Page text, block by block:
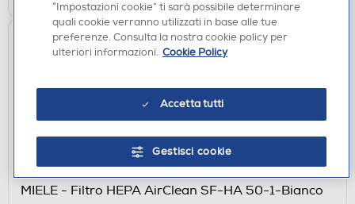
MIELE - Filtro HEPA AirClean SF-HA 50-1-Bianco
“Impostazioni cookie” ti sarà possibile determinare
quali cookie verranno utilizzati in base alle tue
preferenze. Consulta la nostra cookie policy per
ulteriori informazioni. Cookie Policy
Accetta tutti
Gestisci cookie